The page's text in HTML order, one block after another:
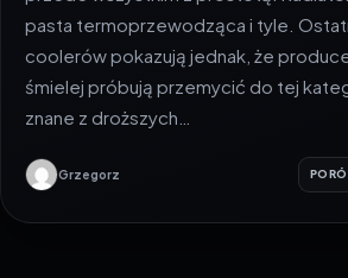
pasta termoprzewodząca i tyle.
coolerów pokazują jednak, że
śmielej próbują przemycić do tej
znane z droższych…
Grzegorz